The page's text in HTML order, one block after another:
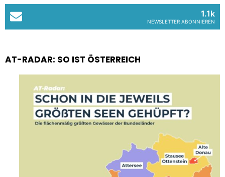
1.1k
NEWSLETTER ABONNIEREN
AT-RADAR: SO IST ÖSTERREICH